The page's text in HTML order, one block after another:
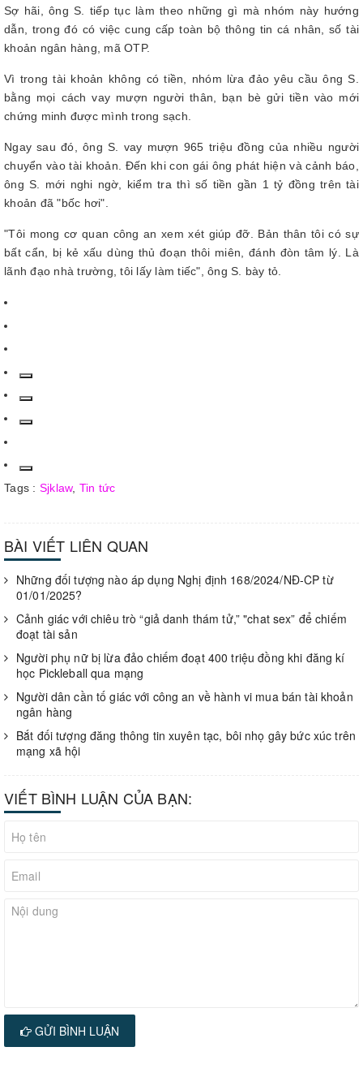
Sợ hãi, ông S. tiếp tục làm theo những gì mà nhóm này hướng
dẫn, trong đó có việc cung cấp toàn bộ thông tin cá nhân, số tài
khoản ngân hàng, mã OTP.
Vì trong tài khoản không có tiền, nhóm lừa đảo yêu cầu ông S.
bằng mọi cách vay mượn người thân, bạn bè gửi tiền vào mới
chứng minh được mình trong sạch.
Ngay sau đó, ông S. vay mượn 965 triệu đồng của nhiều người
chuyển vào tài khoản. Đến khi con gái ông phát hiện và cảnh báo,
ông S. mới nghi ngờ, kiểm tra thì số tiền gần 1 tỷ đồng trên tài
khoản đã "bốc hơi".
"Tôi mong cơ quan công an xem xét giúp đỡ. Bản thân tôi có sự
bất cẩn, bị kẻ xấu dùng thủ đoạn thôi miên, đánh đòn tâm lý. Là
lãnh đạo nhà trường, tôi lấy làm tiếc", ông S. bày tỏ.
Tags : Sjklaw, Tin tức
BÀI VIẾT LIÊN QUAN
Những đối tượng nào áp dụng Nghị định 168/2024/NĐ-CP từ
01/01/2025?
Cảnh giác với chiêu trò “giả danh thám tử,” "chat sex” để chiếm
đoạt tài sản
Người phụ nữ bị lừa đảo chiếm đoạt 400 triệu đồng khi đăng kí
học Pickleball qua mạng
Người dân cần tố giác với công an về hành vi mua bán tài khoản
ngân hàng
Bắt đối tượng đăng thông tin xuyên tạc, bôi nhọ gây bức xúc trên
mạng xã hội
VIẾT BÌNH LUẬN CỦA BẠN:
GỬI BÌNH LUẬN